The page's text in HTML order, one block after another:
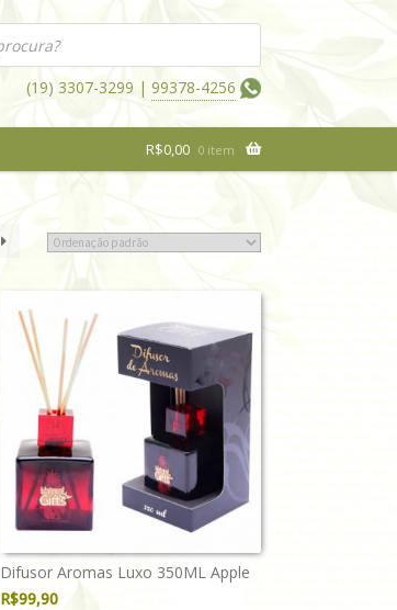
(19) 3307-3299 | 99378-4256
R$0,00 0 item
Difusor Aromas Luxo 350ML Apple
R$99,90